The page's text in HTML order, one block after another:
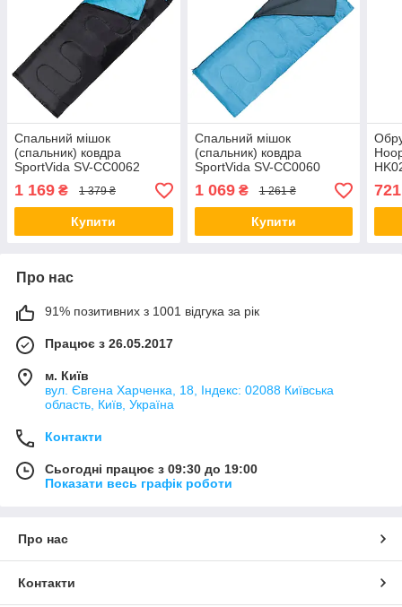
Спальний мішок
(спальник) ковдра
SportVida SV-CC0062
+2...+ 21 °C R Black/Sky
Blue orig1691
1 169 ₴ 1 379 ₴
Купити
Спальний мішок
(спальник) ковдра
SportVida SV-CC0060
+2...+ 21 °C R Sky
Blue/Grey orig1694
1 069₴ 1 261 ₴
Купити
721
Про нас
91% позитивних з 1001 відгука за рік
Працює з 26.05.2017
м. Київ
вул. Євгена Харченка, 18, Індекс: 02088 Київська
область, Київ, Україна
Контакти
Сьогодні працює з 09:30 до 19:00
Показати весь графік роботи
Про нас
Контакти